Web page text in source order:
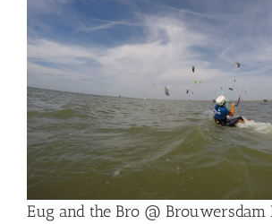
Eug and the Bro @ Brouwersdam